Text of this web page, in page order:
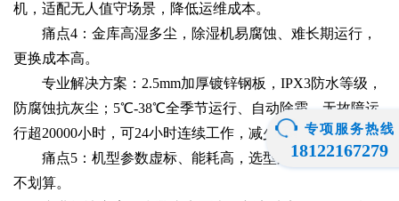
机，适配无人值守场景，降低运维成本。
痛点4：金库高湿多尘，除湿机易腐蚀、难长期运行，
更换成本高。
专业解决方案：2.5mm加厚镀锌钢板，IPX3防水等级，
防腐蚀抗灰尘；5℃-38℃全季节运行、自动除霜，无故障运
行超20000小时，可24小时连续工作，减少更换成本。
痛点5：机型参数虚标、能耗高，选型踩坑，长期使用
不划算。
专项服务热线
18122167279